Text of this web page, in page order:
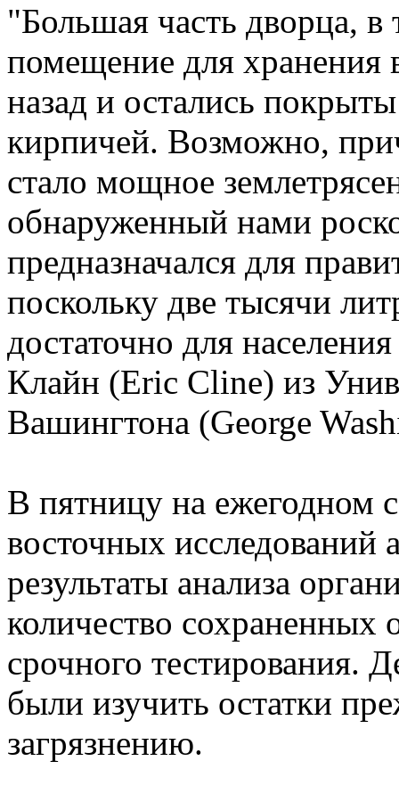
"Большая часть дворца, в
помещение для хранения
назад и остались
кирпичей. Возможно,
стало мощное
обнаруженный нами
предназначался для
поскольку две тысячи
достаточно для
Клайн (Eric Cline) из
Вашингтона (George
В пятницу на ежегодном
восточных исследований
результаты анализа
количество сохраненных
срочного тестирования.
были изучить остатки
загрязнению.